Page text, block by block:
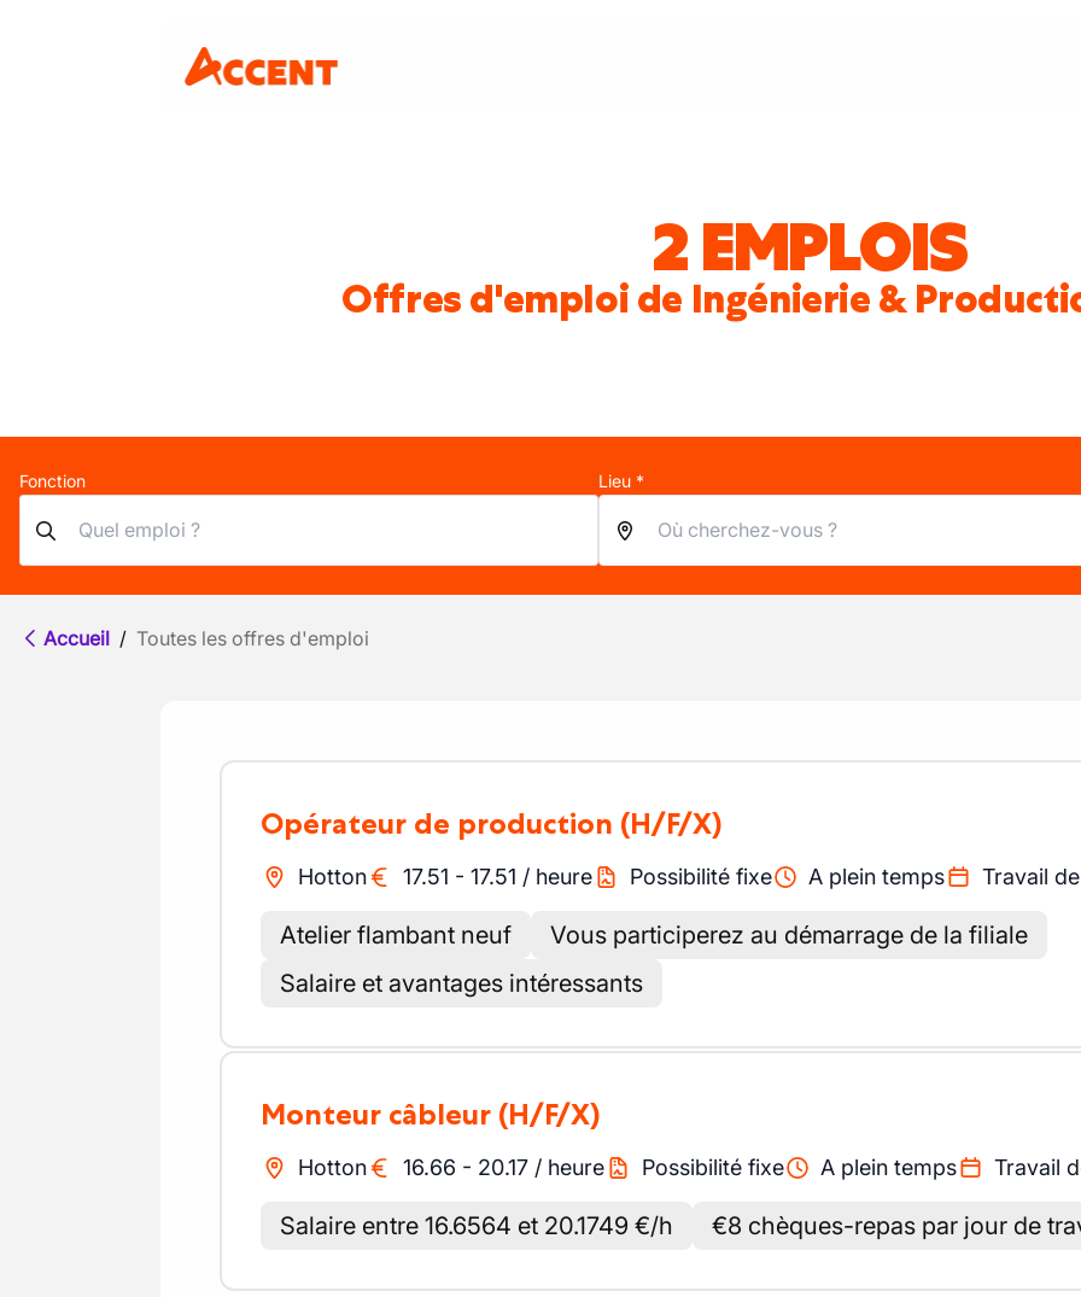
2 EMPLOIS
Offres d'emploi de Ingénierie &
Fonction Lieu *
Accueil / Toutes les offres d'emploi
Opérateur de production (H/F/X)
Hotton 17.51 - 17.51 / heure Possibilité fixe A plein temps Travail
Atelier flambant neuf
Vous participerez au démarrage de la filiale
Salaire et avantages intéressants
Monteur câbleur (H/F/X)
Hotton 16.66 - 20.17 / heure Possibilité fixe A plein temps Travail
Salaire entre 16.6564 et 20.1749 €/h €8 chèques-repas par jour de